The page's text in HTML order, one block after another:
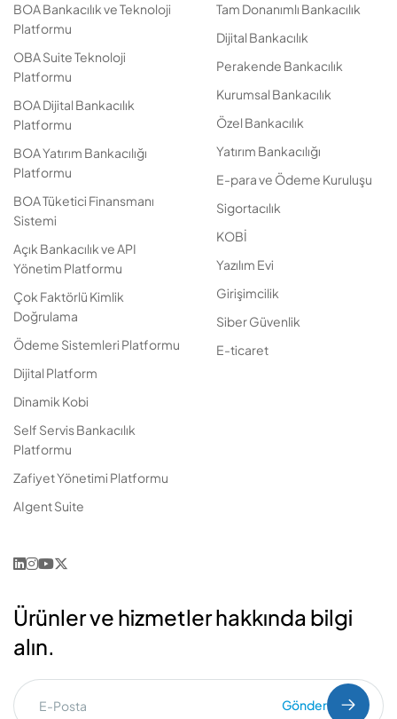
BOA Bankacılık ve Teknoloji
Platformu
OBA Suite Teknoloji
Platformu
BOA Dijital Bankacılık
Platformu
BOA Yatırım Bankacılığı
Platformu
BOA Tüketici Finansmanı
Sistemi
Açık Bankacılık ve API
Yönetim Platformu
Çok Faktörlü Kimlik
Doğrulama
Ödeme Sistemleri Platformu
Dijital Platform
Dinamik Kobi
Self Servis Bankacılık
Platformu
Zafiyet Yönetimi Platformu
AIgent Suite
Tam Donanımlı Bankacılık
Dijital Bankacılık
Perakende Bankacılık
Kurumsal Bankacılık
Özel Bankacılık
Yatırım Bankacılığı
E-para ve Ödeme Kuruluşu
Sigortacılık
KOBİ
Yazılım Evi
Girişimcilik
Siber Güvenlik
E-ticaret
Ürünler ve hizmetler hakkında bilgi
alın.
Gönder